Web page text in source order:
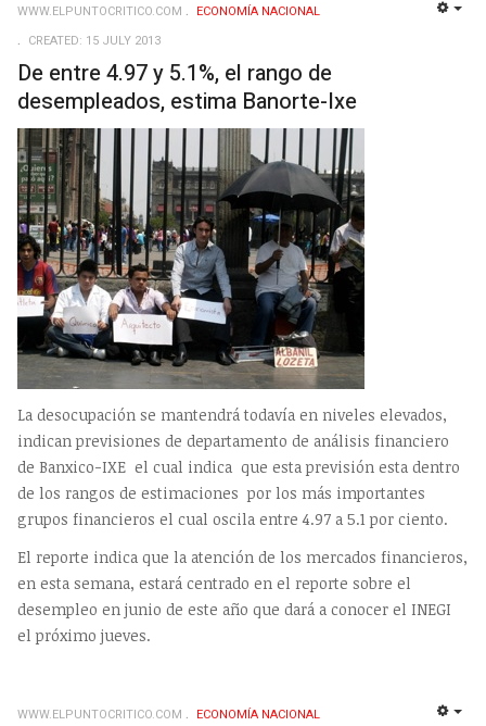
WWW.ELPUNTOCRITICO.COM
ECONOMÍ­A NACIONAL
CREATED: 15 JULY 2013
De entre 4.97 y 5.1%, el rango de
desempleados, estima Banorte-Ixe
La desocupación se mantendrá todavía en niveles elevados,
indican previsiones de departamento de análisis financiero
de Banxico-IXE el cual indica que esta previsión esta dentro
de los rangos de estimaciones por los más importantes
grupos financieros el cual oscila entre 4.97 a 5.1 por ciento.
El reporte indica que la atención de los mercados financieros,
en esta semana, estará centrado en el reporte sobre el
desempleo en junio de este año que dará a conocer el INEGI
el próximo jueves.
WWW.ELPUNTOCRITICO.COM
ECONOMÍ­A NACIONAL